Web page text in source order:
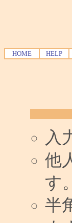
HOME HELP
入
他
す。
半